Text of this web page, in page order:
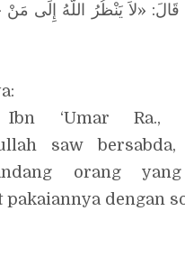
قَالَ: «لاَ يَنْظُرُ اللَّهُ إِلَى مَنْ
‘Umar Ra.,
saw
orang
pakaiannya dengan